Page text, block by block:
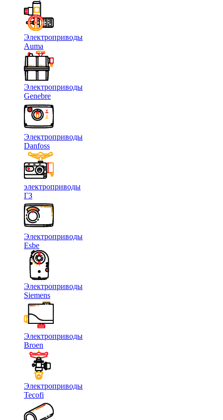
Электроприводы
Auma
Электроприводы
Genebre
Электроприводы
Danfoss
электроприводы
ГЗ
Электроприводы
Esbe
Электроприводы
Siemens
Электроприводы
Broen
Электроприводы
Tecofi